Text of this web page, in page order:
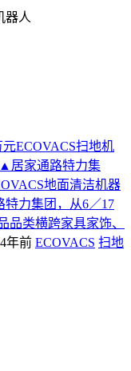
器人
元ECOVACS扫地机
▲居家通路特力集
地面清洁机器
特力集团，从6／17
品类横跨家具家饰、
4年前 ECOVACS 扫地